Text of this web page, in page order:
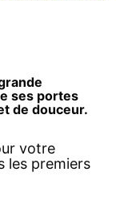
ses portes
de douceur.
votre
les premiers